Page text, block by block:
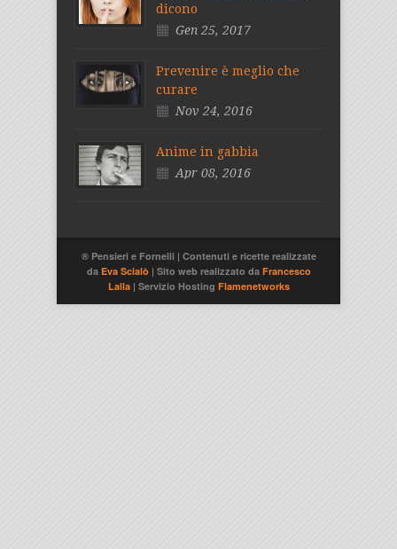
dicono
Gen 25, 2017
Prevenire è meglio che
curare
Nov 24, 2016
Anime in gabbia
Apr 08, 2016
® Pensieri e Fornelli | Contenuti e ricette realizzate
da Eva Scialò | Sito web realizzato da Francesco
Lalla | Servizio Hosting Flamenetworks